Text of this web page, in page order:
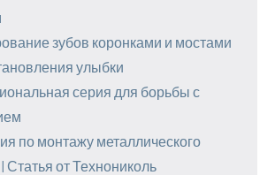
зубов коронками и мостами
улыбки
серия для борьбы с
по монтажу металлического
Статья от Технониколь